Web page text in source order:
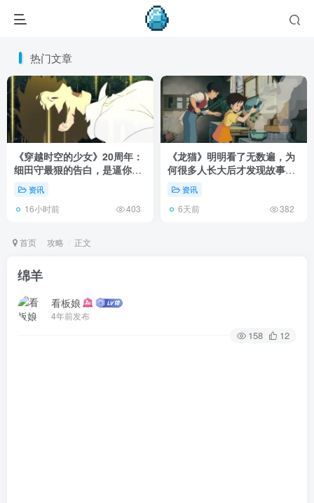
热门文章
《穿越时空的少女》20周年：
细田守最狠的告白，是逼你承
认有些夏天回不去了！
资讯
16小时前 403
《龙猫》明明看了无数遍，为
何很多人长大后才发现故事根
本不在 1988 年！
资讯
6天前 382
首页 攻略 正文
绵羊
看板娘
4年前发布
158 12